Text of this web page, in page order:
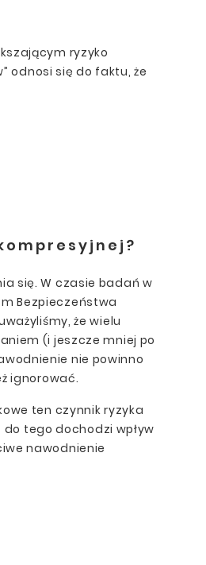
ryzyko
odnosi się do faktu, że
się. W czasie badań w
Bezpieczeństwa
że wielu
(i jeszcze mniej po
nie powinno
ignorować.
ten czynnik ryzyka
tego dochodzi wpływ
nawodnienie